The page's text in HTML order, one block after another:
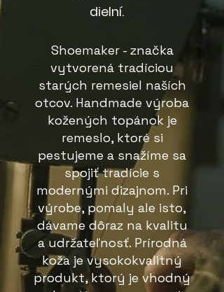
dielní.
Shoemaker - značka
vytvorená tradíciou
starých remesiel naších
otcov. Handmade výroba
kožených topánok je
remeslo, ktoré si
pestujeme a snažíme sa
spojiť tradície s
modernými dizajnom. Pri
výrobe, pomaly ale isto,
dávame dôraz na kvalitu
a udržateľnosť. Prírodná
koža je vysokokvalitný
produkt, ktorý je vhodný